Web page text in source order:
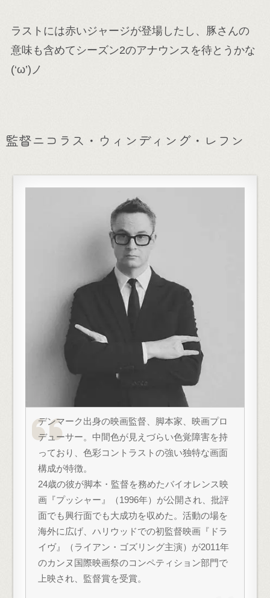
ラストには赤いジャージが登場したし、豚さんの
意味も含めてシーズン2のアナウンスを待とうかな
(‘ω’)ノ
監督ニコラス・ウィンディング・レフン
デンマーク出身の映画監督、脚本家、映画プロ
デューサー。中間色が見えづらい色覚障害を持
っており、色彩コントラストの強い独特な画面
構成が特徴。
24歳の彼が脚本・監督を務めたバイオレンス映
画『プッシャー』（1996年）が公開され、批評
面でも興行面でも大成功を収めた。活動の場を
海外に広げ、ハリウッドでの初監督映画『ドラ
イヴ』（ライアン・ゴズリング主演）が2011年
のカンヌ国際映画祭のコンペティション部門で
上映され、監督賞を受賞。